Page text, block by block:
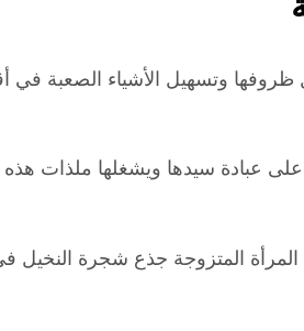
وتسهيل الأشياء الصعبة
عبادة سيدها ويشغلها ملذات
المتزوجة جذع شجرة النخيل